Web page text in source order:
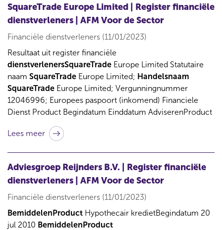
SquareTrade Europe Limited | Register financiële
dienstverleners | AFM Voor de Sector
Financiële dienstverleners (11/01/2023)
Resultaat uit register financiële
dienstverlenersSquareTrade Europe Limited Statutaire
naam SquareTrade Europe Limited; Handelsnaam
SquareTrade Europe Limited; Vergunningnummer
12046996; Europees paspoort (inkomend) Financiele
Dienst Product Begindatum Einddatum AdviserenProduct
Lees meer
Adviesgroep Reijnders B.V. | Register financiële
dienstverleners | AFM Voor de Sector
Financiële dienstverleners (11/01/2023)
BemiddelenProduct Hypothecair kredietBegindatum 20
jul 2010 BemiddelenProduct